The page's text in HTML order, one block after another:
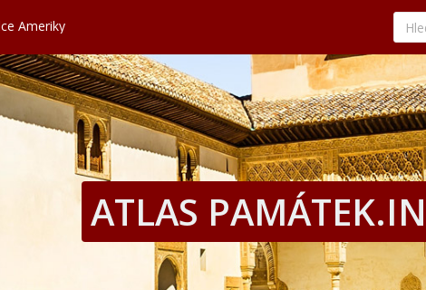
do klidného kouta Ostravy
Korsiky nad tyrkysovým mořem
Kdy a kde hledat ty nejvýhodnější nabídky
nabízí výhled, historii i současné umění
Ameriky
do klidného kouta Ostravy
potkává tradici a nejlepší paellu
Korsiky nad tyrkysovým mořem
Kdy a kde hledat ty nejvýhodnější nabídky
ATLAS